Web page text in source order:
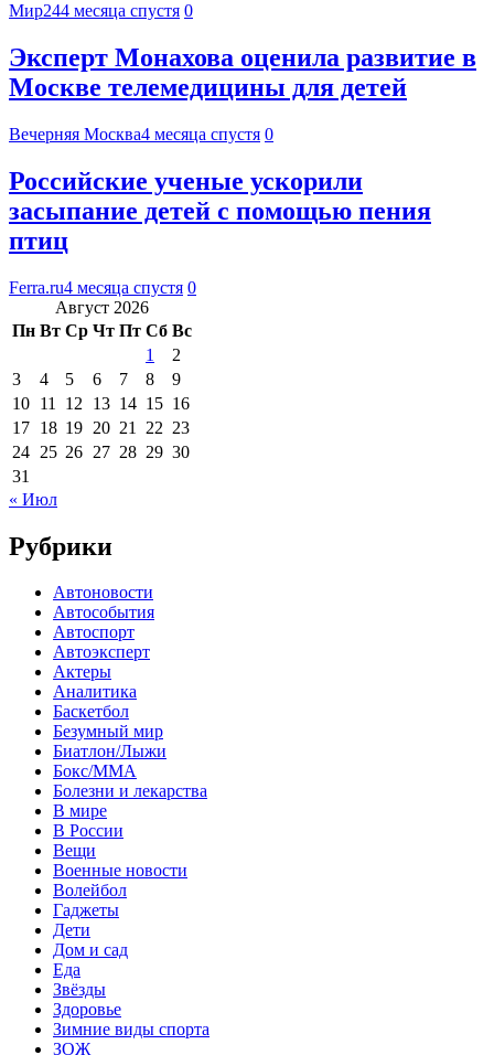
Мир244 месяца спустя 0
Эксперт Монахова оценила развитие в
Москве телемедицины для детей
Вечерняя Москва4 месяца спустя 0
Российские ученые ускорили
засыпание детей с помощью пения
птиц
Ferra.ru4 месяца спустя 0
Август 2026
Пн Вт Ср Чт Пт Сб Вс
1
2
3
4 5 6 7 8
9
10 11 12 13 14 15 16
17 18 19 20 21 22 23
24 25 26 27 28 29 30
31
« Июл
Рубрики
Автоновости
Автособытия
Автоспорт
Автоэксперт
Актеры
Аналитика
Баскетбол
Безумный мир
Биатлон/Лыжи
Бокс/MMA
Болезни и лекарства
В мире
В России
Вещи
Военные новости
Волейбол
Гаджеты
Дети
Дом и сад
Еда
Звёзды
Здоровье
Зимние виды спорта
ЗОЖ